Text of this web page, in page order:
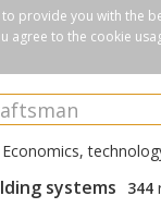
provide you with the
agree to the cookie
Economics,
systems 344